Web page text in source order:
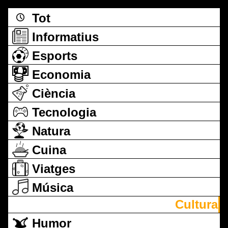
Tot
Informatius
Esports
Economia
Ciència
Tecnologia
Natura
Cuina
Viatges
Música
Cultura
Humor